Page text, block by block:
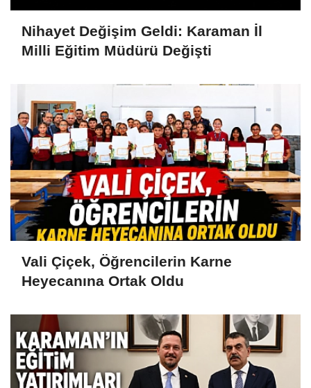
Nihayet Değişim Geldi: Karaman İl
Milli Eğitim Müdürü Değişti
Vali Çiçek, Öğrencilerin Karne
Heyecanına Ortak Oldu